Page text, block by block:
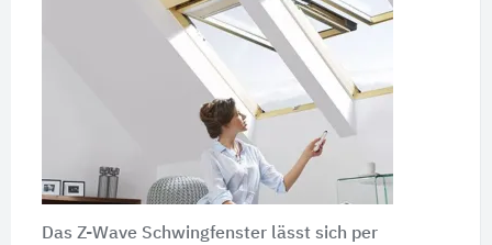
Das Z-Wave Schwingfenster lässt sich per